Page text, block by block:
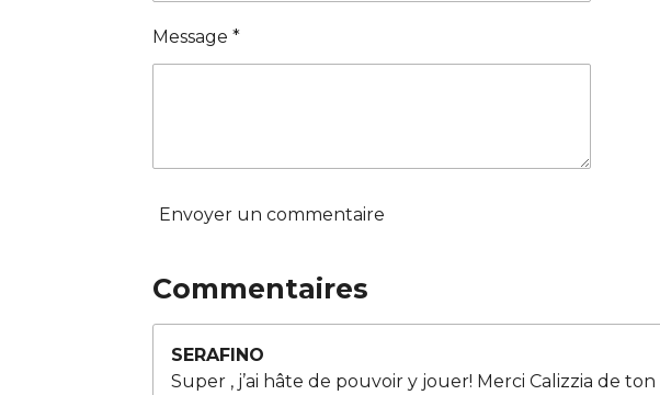
Message *
Envoyer un commentaire
Commentaires
SERAFINO
Super , j’ai hâte de pouvoir y jouer! Merci Calizzia de